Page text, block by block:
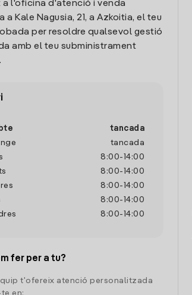
a l'oficina d'atenció i venda
a Kale Nagusia, 21, a Azkoitia, el teu
per resoldre qualsevol gestió
amb el teu subministrament
tancada
tancada
8:00- 14:00
8:00- 14:00
8:00- 14:00
8:00- 14:00
8:00- 14:00
fer per a tu?
t'ofereix atenció personalitzada
en: